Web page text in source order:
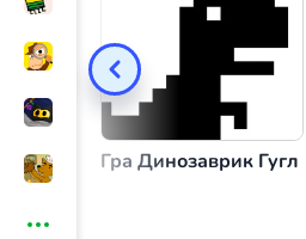
Нарізка піци або
Гра Динозаврик Гугл